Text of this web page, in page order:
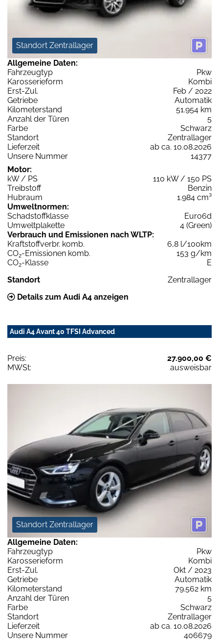
Standort Zentrallager
Allgemeine Daten:
Fahrzeugtyp
Pkw
Karosserieform
Kombi
Erst-Zul.
Feb / 2022
Getriebe
Automatik
Kilometerstand
51.954 km
Anzahl der Türen
5
Farbe
Schwarz
Standort
Zentrallager
Lieferzeit
ab ca. 10.08.2026
Unsere Nummer
14377
Motor:
kW / PS
110 kW / 150 PS
Treibstoff
Benzin
Hubraum
1.984 cm³
Umweltnormen:
Schadstoffklasse
Euro6d
Umweltplakette
4 (Green)
Verbrauch und Emissionen nach WLTP:
Kraftstoffverbr. komb.
6,8 l/100km
CO2-Emissionen komb.
153 g/km
CO2-Klasse
E
Standort
Zentrallager
Details zum Audi A4 anzeigen
Audi A4 Avant 40 TFSI Advanced
Preis:
27.900,00 €
MWSt:
ausweisbar
Standort Zentrallager
Allgemeine Daten:
Fahrzeugtyp
Pkw
Karosserieform
Kombi
Erst-Zul.
Okt / 2023
Getriebe
Automatik
Kilometerstand
79.562 km
Anzahl der Türen
5
Farbe
Schwarz
Standort
Zentrallager
Lieferzeit
ab ca. 10.08.2026
Unsere Nummer
406679